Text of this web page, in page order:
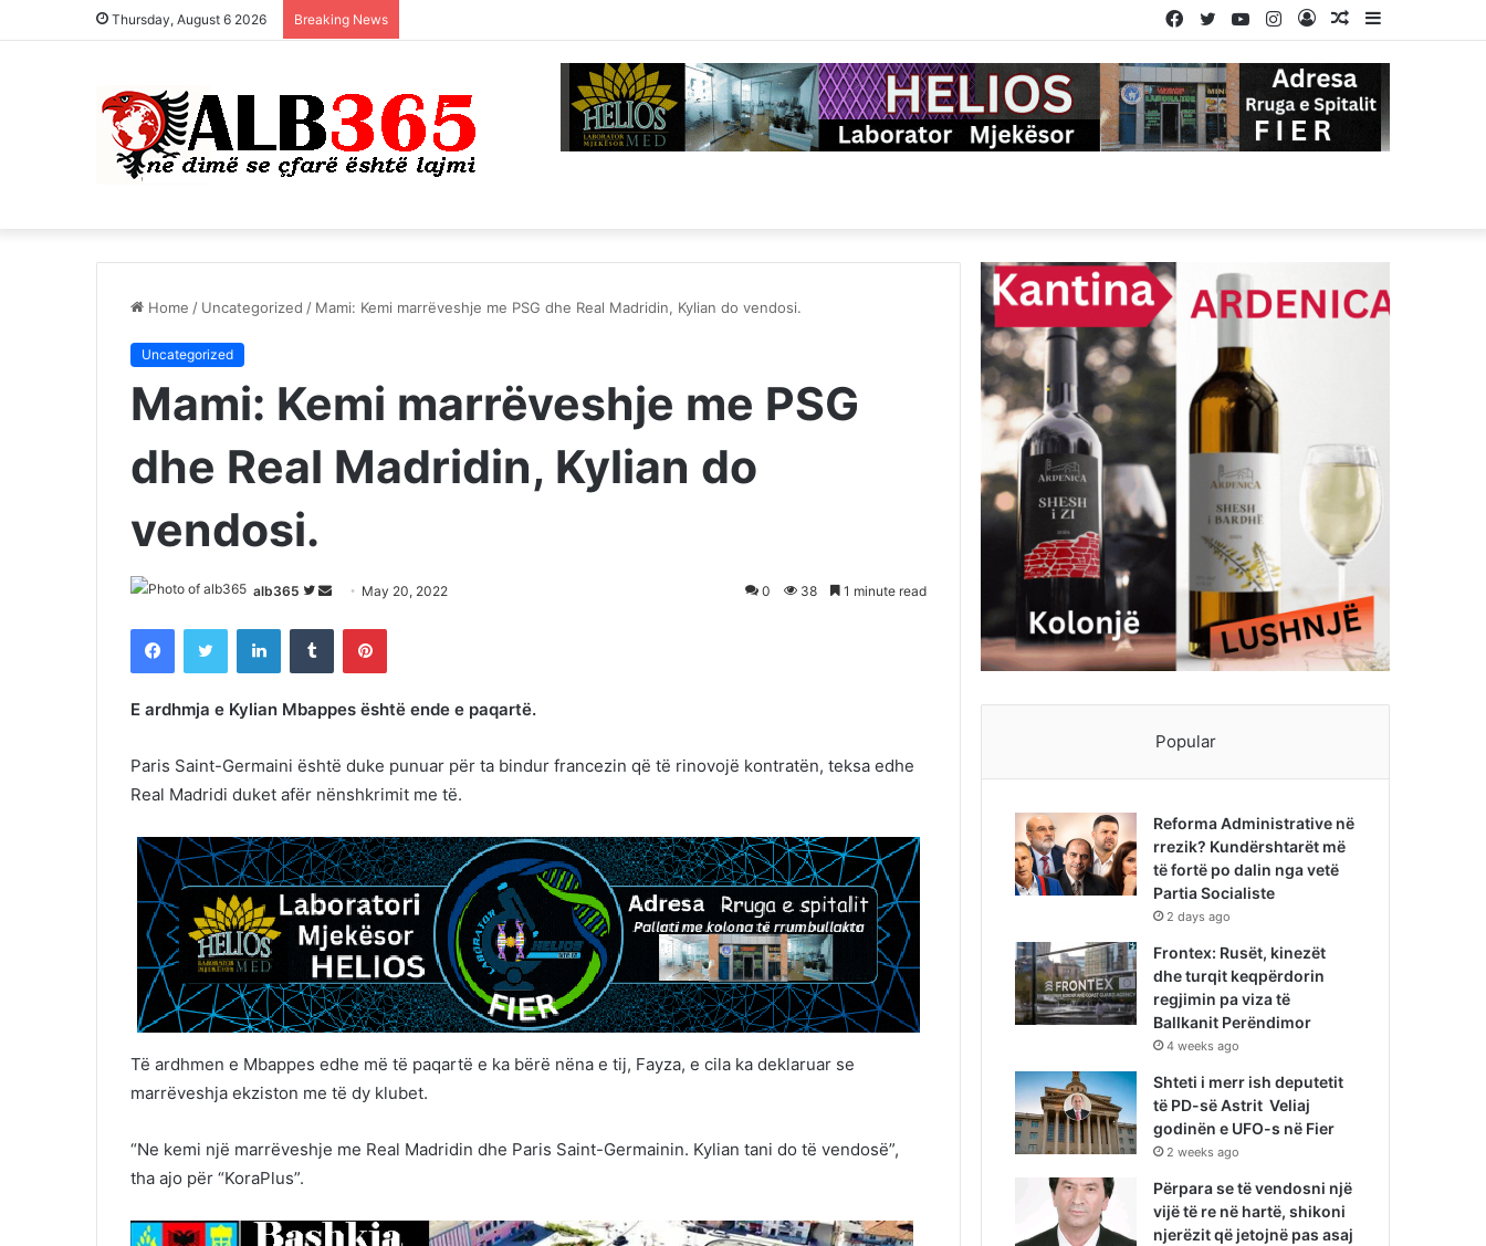
Thursday, August 6 2026 Breaking News Sidebar
Random
Log
Instagram
YouTube
Twitter
Facebook
Home / Uncategorized / Mami: Kemi marrëveshje me PSG dhe Real Madridin, Kylian do vendosi.
Uncategorized
Mami: Kemi marrëveshje me PSG
dhe Real Madridin, Kylian do
vendosi.
alb365
Follow
Twitter
Send
email
May 20, 2022 0 38 1 minute read
FacebookTwitter LinkedInTumblr Pinterest
E ardhmja e Kylian Mbappes është ende e paqartë.
Paris Saint-Germaini është duke punuar për ta bindur francezin që të rinovojë kontratën, teksa edhe
Real Madridi duket afër nënshkrimit me të.
Të ardhmen e Mbappes edhe më të paqartë e ka bërë nëna e tij, Fayza, e cila ka deklaruar se
marrëveshja ekziston me të dy klubet.
“Ne kemi një marrëveshje me Real Madridin dhe Paris Saint-Germainin. Kylian tani do të vendosë”,
tha ajo për “KoraPlus”.
Popular
Reforma Administrative në
rrezik? Kundërshtarët më
të fortë po dalin nga vetë
Partia Socialiste
2 days ago
Frontex: Rusët, kinezët
dhe turqit keqpërdorin
regjimin pa viza të
Ballkanit Perëndimor
4 weeks ago
Shteti i merr ish deputetit
të PD-së Astrit Veliaj
godinën e UFO-s në Fier
2 weeks ago
Përpara se të vendosni një
vijë të re në hartë, shikoni
njerëzit që jetojnë pas asaj